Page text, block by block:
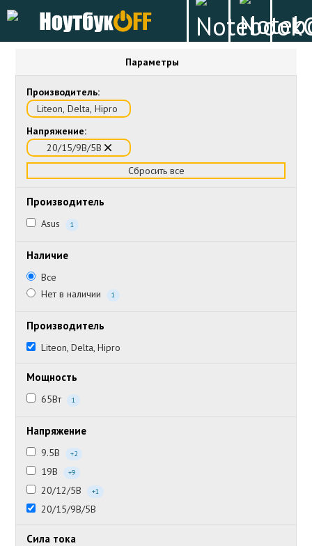
Параметры
Производитель:
Liteon, Delta, Hipro
Напряжение:
20/15/9В/5В
Сбросить все
Производитель
Asus 1
Наличие
Все
Нет в наличии
1
Производитель
Liteon, Delta, Hipro
Мощность
65Вт 1
Напряжение
9.5В +2
19В +9
20/12/5В +1
20/15/9В/5В
Сила тока